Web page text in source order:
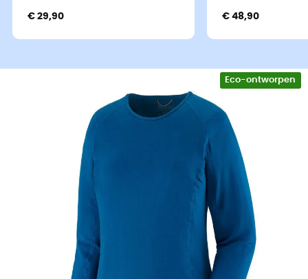
€ 29,90 € 48,90
Eco-ontworpen
Als je van plan bent de Pic d'Aneto te ontdekken of de
mooiste IJslandse paden te bewandelen, ondanks een
naderend winterseizoen, zal deze eerste laagCap TW